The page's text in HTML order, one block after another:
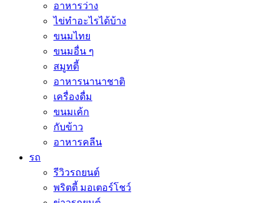
อาหารว่าง
ไข่ทำอะไรได้บ้าง
ขนมไทย
ขนมอื่น ๆ
สมูทตี้
อาหารนานาชาติ
เครื่องดื่ม
ขนมเค้ก
กับข้าว
อาหารคลีน
รถ
รีวิวรถยนต์
พริตตี้ มอเตอร์โชว์